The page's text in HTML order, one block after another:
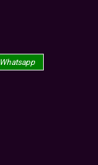
Whatsapp